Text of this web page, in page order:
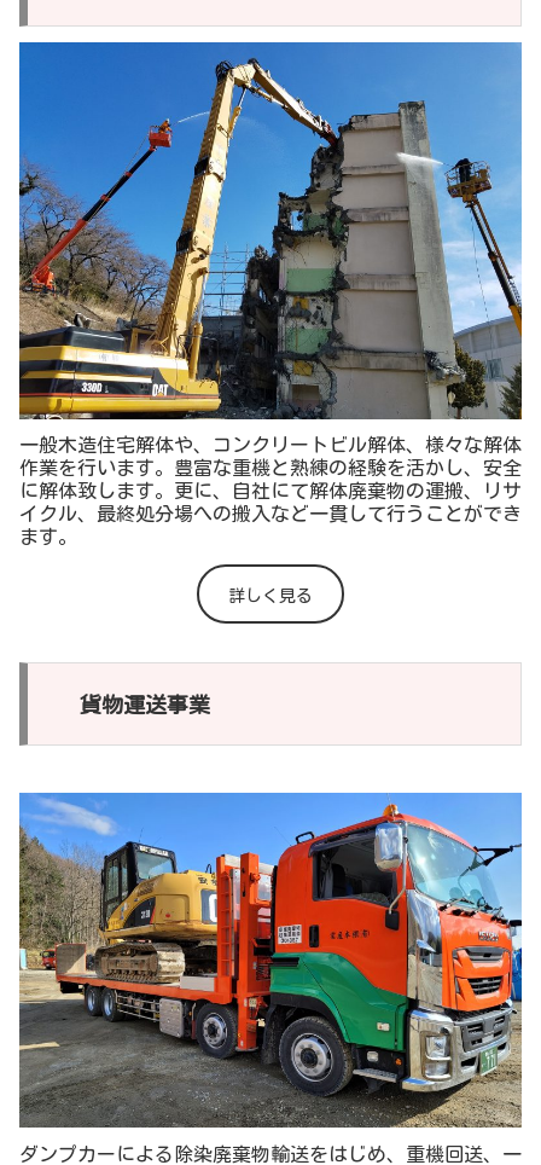
一般木造住宅解体や、コンクリートビル解体、様々な解体
作業を行います。豊富な重機と熟練の経験を活かし、安全
に解体致します。更に、自社にて解体廃棄物の運搬、リサ
イクル、最終処分場への搬入など一貫して行うことができ
ます。
詳しく見る
貨物運送事業
ダンプカーによる除染廃棄物輸送をはじめ、重機回送、一